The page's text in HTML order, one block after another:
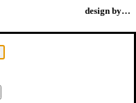
design by…